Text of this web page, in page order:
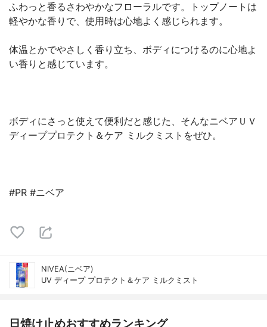
ふわっと香るさわやかなフローラルです。トップノートは
軽やかな香りで、使用時は心地よく感じられます。
体温とかでやさしく香り立ち、ボディにつけるのに心地よ
い香りと感じています。
ボディにさっと使えて便利だと感じた、そんなニベアＵＶ
ディーププロテクト＆ケア ミルクミストをぜひ。
#PR #ニベア
NIVEA(ニベア)
UV ディープ プロテクト＆ケア ミルクミスト
日焼け止めおすすめランキング